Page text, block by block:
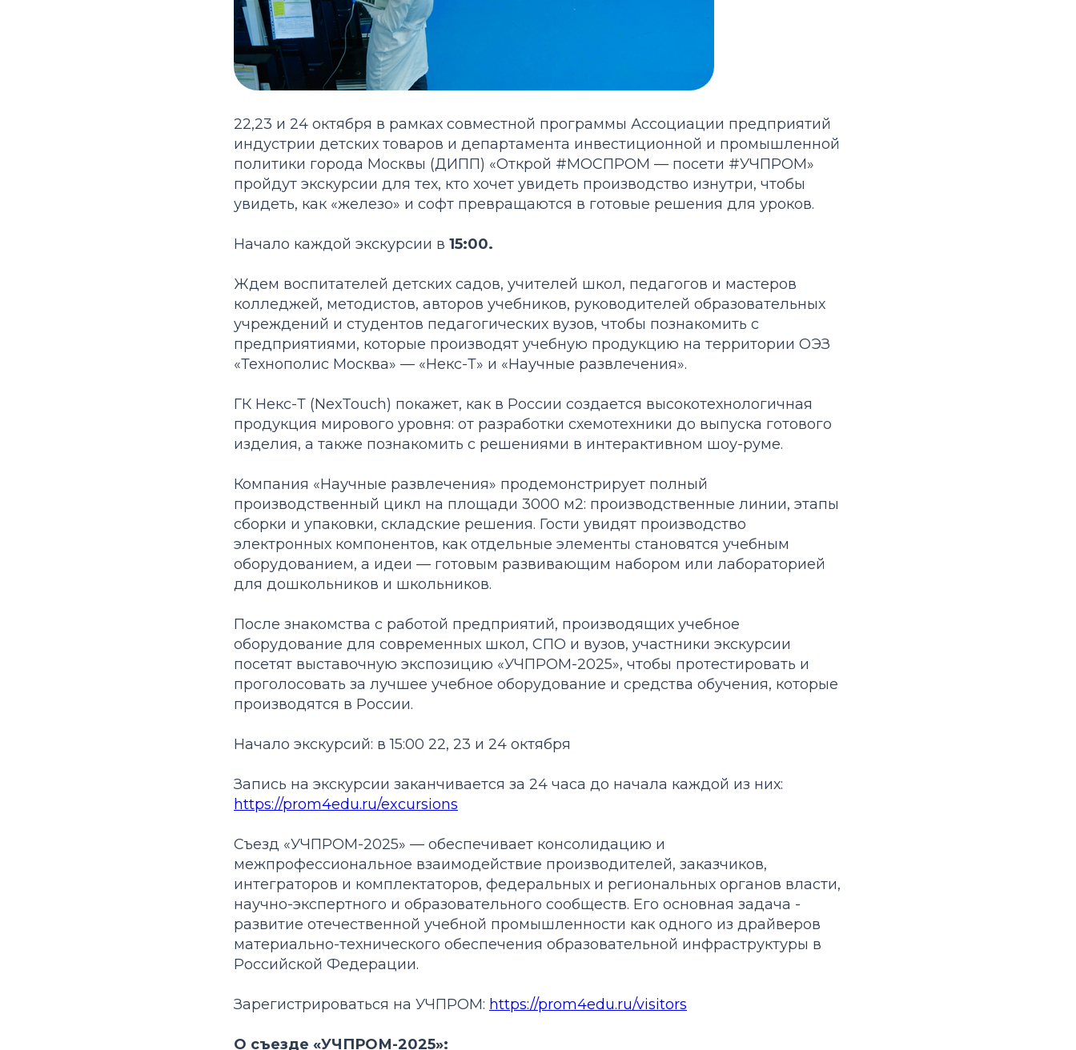
22,23 и 24 октября в рамках совместной программы Ассоциации предприятий
индустрии детских товаров и департамента инвестиционной и промышленной
политики города Москвы (ДИПП) «Открой #МОСПРОМ — посети #УЧПРОМ»
пройдут экскурсии для тех, кто хочет увидеть производство изнутри, чтобы
увидеть, как «железо» и софт превращаются в готовые решения для уроков.
Начало каждой экскурсии в 15:00.
Ждем воспитателей детских садов, учителей школ, педагогов и мастеров
колледжей, методистов, авторов учебников, руководителей образовательных
учреждений и студентов педагогических вузов, чтобы познакомить с
предприятиями, которые производят учебную продукцию на территории ОЭЗ
«Технополис Москва» — «Некс-Т» и «Научные развлечения».
ГК Некс-Т (NexTouch) покажет, как в России создается высокотехнологичная
продукция мирового уровня: от разработки схемотехники до выпуска готового
изделия, а также познакомить с решениями в интерактивном шоу-руме.
Компания «Научные развлечения» продемонстрирует полный
производственный цикл на площади 3000 м2: производственные линии, этапы
сборки и упаковки, складские решения. Гости увидят производство
электронных компонентов, как отдельные элементы становятся учебным
оборудованием, а идеи — готовым развивающим набором или лабораторией
для дошкольников и школьников.
После знакомства с работой предприятий, производящих учебное
оборудование для современных школ, СПО и вузов, участники экскурсии
посетят выставочную экспозицию «УЧПРОМ-2025», чтобы протестировать и
проголосовать за лучшее учебное оборудование и средства обучения, которые
производятся в России.
Начало экскурсий: в 15:00 22, 23 и 24 октября
Запись на экскурсии заканчивается за 24 часа до начала каждой из них:
https://prom4edu.ru/excursions
Съезд «УЧПРОМ-2025» — обеспечивает консолидацию и
межпрофессиональное взаимодействие производителей, заказчиков,
интеграторов и комплектаторов, федеральных и региональных органов власти,
научно-экспертного и образовательного сообществ. Его основная задача -
развитие отечественной учебной промышленности как одного из драйверов
материально-технического обеспечения образовательной инфраструктуры в
Российской Федерации.
Зарегистрироваться на УЧПРОМ: https://prom4edu.ru/visitors
О съезде «УЧПРОМ-2025»: